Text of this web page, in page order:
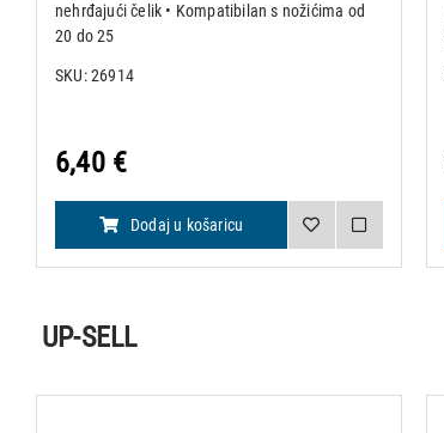
nehrđajući čelik • Kompatibilan s nožićima od
20 do 25
SKU: 26914
6,40 €
Dodaj u košaricu
UP-SELL